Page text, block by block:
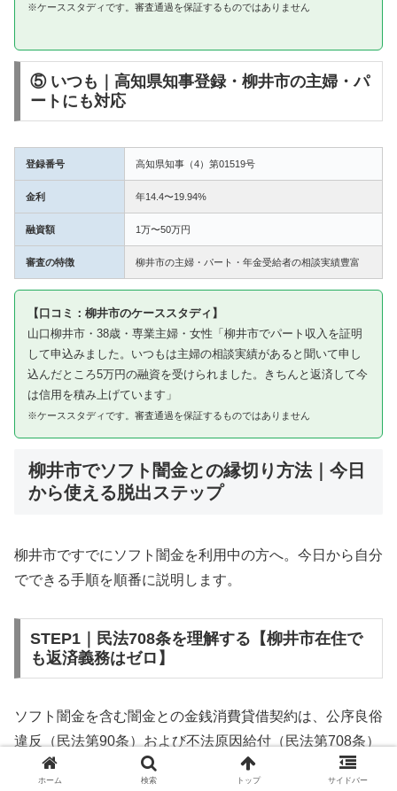
※ケーススタディです。審査通過を保証するものではありません
⑤ いつも｜高知県知事登録・柳井市の主婦・パ
ートにも対応
登録番号 高知県知事（4）第01519号
金利 年14.4〜19.94%
融資額 1万〜50万円
審査の特徴 柳井市の主婦・パート・年金受給者の相談実績豊富
【口コミ：柳井市のケーススタディ】
山口柳井市・38歳・専業主婦・女性「柳井市でパート収入を証明
して申込みました。いつもは主婦の相談実績があると聞いて申し
込んだところ5万円の融資を受けられました。きちんと返済して今
は信用を積み上げています」
※ケーススタディです。審査通過を保証するものではありません
柳井市でソフト闇金との縁切り方法｜今日
から使える脱出ステップ
柳井市ですでにソフト闇金を利用中の方へ。今日から自分
でできる手順を順番に説明します。
STEP1｜民法708条を理解する【柳井市在住で
も返済義務はゼロ】
ソフト闇金を含む闇金との金銭消費貸借契約は、公序良俗
違反（民法第90条）および不法原因給付（民法第708条）
に該当するため、法的には無効です。柳井市在住であって
ホーム 検索 トップ サイドバー